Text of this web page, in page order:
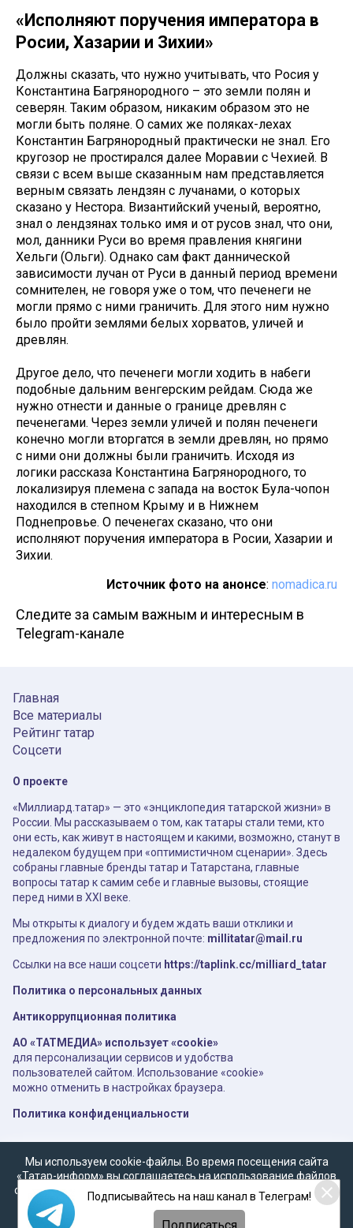
«Исполняют поручения императора в
Росии, Хазарии и Зихии»
Должны сказать, что нужно учитывать, что Росия у
Константина Багрянородного – это земли полян и
северян. Таким образом, никаким образом это не
могли быть поляне. О самих же поляках-лехах
Константин Багрянородный практически не знал. Его
кругозор не простирался далее Моравии с Чехией. В
связи с всем выше сказанным нам представляется
верным связать лендзян с лучанами, о которых
сказано у Нестора. Византийский ученый, вероятно,
знал о лендзянах только имя и от русов знал, что они,
мол, данники Руси во время правления княгини
Хельги (Ольги). Однако сам факт даннической
зависимости лучан от Руси в данный период времени
сомнителен, не говоря уже о том, что печенеги не
могли прямо с ними граничить. Для этого ним нужно
было пройти землями белых хорватов, уличей и
древлян.
Другое дело, что печенеги могли ходить в набеги
подобные дальним венгерским рейдам. Сюда же
нужно отнести и данные о границе древлян с
печенегами. Через земли уличей и полян печенеги
конечно могли вторгатся в земли древлян, но прямо
с ними они должны были граничить. Исходя из
логики рассказа Константина Багрянородного, то
локализируя племена с запада на восток Була-чопон
находился в степном Крыму и в Нижнем
Поднепровье. О печенегах сказано, что они
исполняют поручения императора в Росии, Хазарии и
Зихии.
Источник фото на анонсе: nomadica.ru
Следите за самым важным и интересным в
Telegram-канале
Главная
Все материалы
Рейтинг татар
Соцсети
О проекте
«Миллиард.татар» — это «энциклопедия татарской жизни» в
России. Мы рассказываем о том, как татары стали теми, кто
они есть, как живут в настоящем и какими, возможно, станут в
недалеком будущем при «оптимистичном сценарии». Здесь
собраны главные бренды татар и Татарстана, главные
вопросы татар к самим себе и главные вызовы, стоящие
перед ними в XXI веке.
Мы открыты к диалогу и будем ждать ваши отклики и
предложения по электронной почте: millitatar@mail.ru
Ссылки на все наши соцсети https://taplink.cc/milliard_tatar
Политика о персональных данных
Антикоррупционная политика
АО «ТАТМЕДИА» использует «cookie»
для персонализации сервисов и удобства
пользователей сайтом. Использование «cookie»
можно отменить в настройках браузера.
Политика конфиденциальности
Мы используем cookie-файлы. Во время посещения сайта
«Татар-информ» вы соглашаетесь на использование файлов
cookie в соответствии с настоящим уведомлением, согласием
наобработку персональных данных,Политикой о
персональных данных
Политикой конфиденциальности
Подписывайтесь на наш канал в Телеграм!